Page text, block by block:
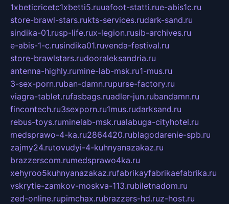
1xbeticricetc1xbetti5.ruuafoot-statti.rue-abis1c.ru
store-brawl-stars.rukts-services.rudark-sand.ru
sindika-01.rusp-life.rux-legion.rusib-archives.ru
e-abis-1-c.rusindika01.ruvenda-festival.ru
store-brawlstars.rudooraleksandria.ru
antenna-highly.rumine-lab-msk.ru1-mus.ru
3-sex-porn.ruban-damn.rupurse-factory.ru
viagra-tablet.rufasbags.ruadler-jun.rubandamn.ru
fincontech.ru3sexporn.ru1mus.rudarksand.ru
rebus-toys.ruminelab-msk.rualabuga-cityhotel.ru
medsprawo-4-ka.ru2864420.rublagodarenie-spb.ru
zajmy24.rutovudyi-4-kuhnyanazakaz.ru
brazzerscom.rumedsprawo4ka.ru
xehyroo5kuhnyanazakaz.rufabrikayfabrikaefabrika.ru
vskrytie-zamkov-moskva-113.rubiletnadom.ru
zed-online.rupimchax.rubrazzers-hd.ruz-host.ru